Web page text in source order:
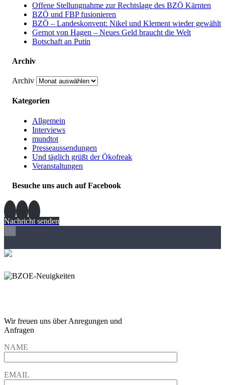
Offene Stellungnahme zur Rechtslage des BZÖ Kärnten
BZÖ und FBP fusionieren
BZÖ – Landeskonvent: Nikel und Klement wieder gewählt
Gernot von Hagen – Neues Geld braucht die Welt
Botschaft an Putin
Archiv
Archiv
Kategorien
Allgemein
Interviews
mundtot
Presseaussendungen
Und täglich grüßt der Ökofreak
Veranstaltungen
Besuche uns auch auf Facebook
Nachricht senden
Wir freuen uns über Anregungen und
Anfragen
NAME
EMAIL